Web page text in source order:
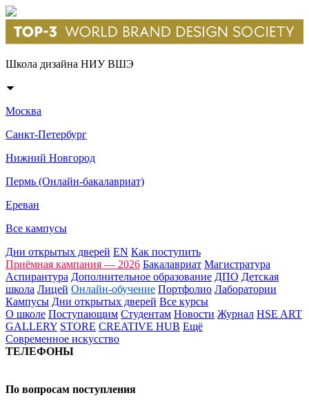
Школа дизайна НИУ ВШЭ
Москва
Санкт-Петербург
Нижний Новгород
Пермь (Онлайн-бакалавриат)
Ереван
Все кампусы
Дни открытых дверей EN Как поступить
Приёмная кампания — 2026 Бакалавриат Магистратура
Аспирантура Дополнительное образование ДПО Детская
школа Лицей Онлайн-обучение Портфолио Лаборатории
Кампусы Дни открытых дверей Все курсы
О школе Поступающим Студентам Новости Журнал HSE ART
GALLERY STORE CREATIVE HUB Ещё
Современное искусство
ТЕЛЕФОНЫ
По вопросам поступления